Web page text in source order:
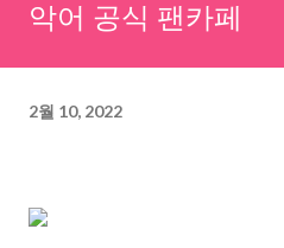
악어 공식 팬카페
2월 10, 2022